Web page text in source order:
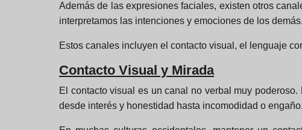
Además de las expresiones faciales, existen otros
interpretamos las intenciones y emociones de los demás.
Estos canales incluyen el contacto visual, el lenguaje
Contacto Visual y Mirada
El contacto visual es un canal no verbal muy
desde interés y honestidad hasta incomodidad o engaño.